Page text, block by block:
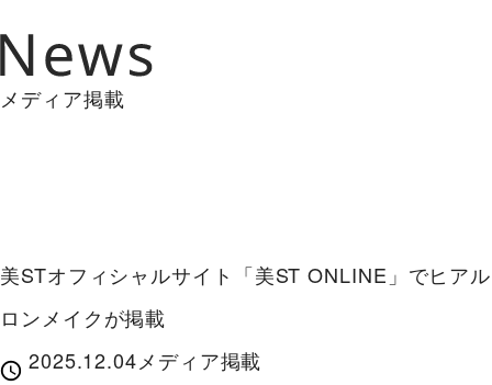
メディア掲載
美STオフィシャルサイト「美ST ONLINE」でヒアル
ロンメイクが掲載
2025.12.04メディア掲載